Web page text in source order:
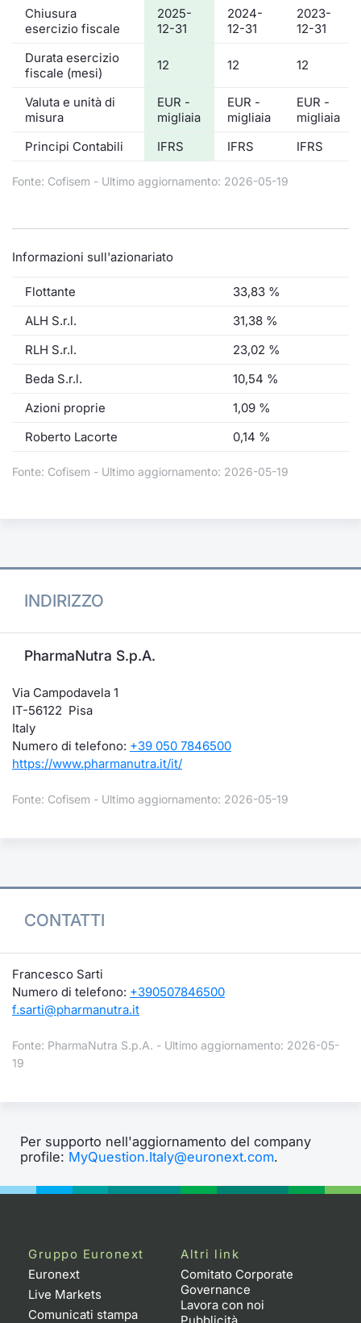
Chiusura
esercizio fiscale
2025-
12-31
2024-
12-31
2023-
12-31
Durata esercizio
fiscale (mesi)
12 12 12
Valuta e unità di
misura
EUR -
migliaia
EUR -
migliaia
EUR -
migliaia
Principi Contabili
IFRS IFRS IFRS
Fonte: Cofisem - Ultimo aggiornamento: 2026-05-19
Informazioni sull'azionariato
Flottante
33,83 %
ALH S.r.l.
31,38 %
RLH S.r.l.
23,02 %
Beda S.r.l.
10,54 %
Azioni proprie
1,09 %
Roberto Lacorte
0,14 %
Fonte: Cofisem - Ultimo aggiornamento: 2026-05-19
INDIRIZZO
PharmaNutra S.p.A.
Via Campodavela 1
IT-56122 Pisa
Italy
Numero di telefono: +39 050 7846500
https://www.pharmanutra.it/it/
Fonte: Cofisem - Ultimo aggiornamento: 2026-05-19
CONTATTI
Francesco Sarti
Numero di telefono: +390507846500
f.sarti@pharmanutra.it
Fonte: PharmaNutra S.p.A. - Ultimo aggiornamento: 2026-05-
19
Per supporto nell'aggiornamento del company
profile: MyQuestion.Italy@euronext.com.
Gruppo Euronext
Euronext
Live Markets
Comunicati stampa
Altri link
Comitato Corporate
Governance
Lavora con noi